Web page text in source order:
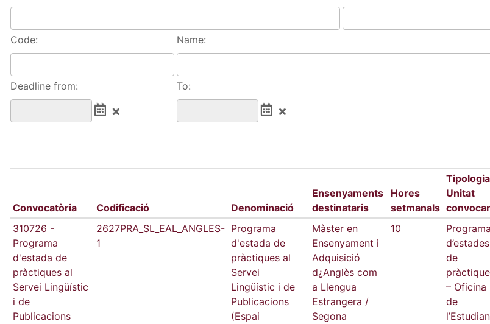
Code: Name:
Deadline from: To:
Convocatòria Codificació Denominació
Ensenyaments
destinataris
Hores
setmanals
Unitat
310726 -
Programa
d'estada de
pràctiques al
Servei Lingüístic
i de
Publicacions
2627PRA_SL_EAL_ANGLES-
1
Programa
d'estada de
pràctiques al
Servei
Lingüístic i de
Publicacions
(Espai
Màster en
Ensenyament i
Adquisició
d¿Anglès com
a Llengua
Estrangera /
Segona
10
Programa
d’estades
de
– Oficina
de